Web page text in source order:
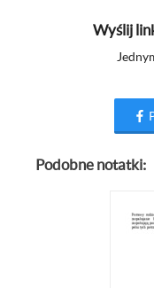
Wyślij
Podobne notatki: